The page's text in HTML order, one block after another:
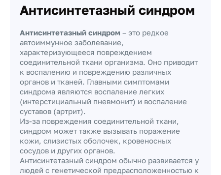
Антисинтетазный синдром
Антисинтетазный синдром – это редкое
автоиммунное заболевание,
характеризующееся повреждением
соединительной ткани организма. Оно приводит
к воспалению и повреждению различных
органов и тканей. Главными симптомами
синдрома являются воспаление легких
(интерстициальный пневмонит) и воспаление
суставов (артрит).
Из-за повреждения соединительной ткани,
синдром может также вызывать поражение
кожи, слизистых оболочек, кровеносных
сосудов и других органов.
Антисинтетазный синдром обычно развивается у
людей с генетической предрасположенностью к